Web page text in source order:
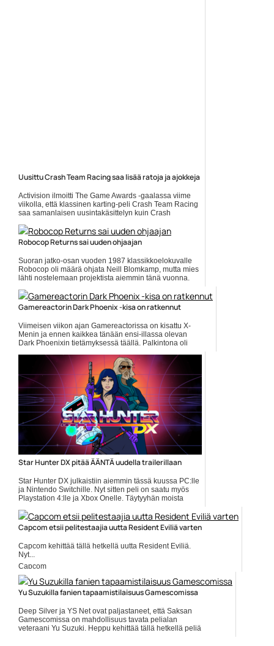
Uusittu Crash Team Racing saa lisää ratoja ja ajokkeja
Activision ilmoitti The Game Awards -gaalassa viime
viikolla, että klassinen karting-peli Crash Team Racing
saa samanlaisen uusintakäsittelyn kuin Crash
https://www.gamereactor.fi/uutiset/599083/Uusittu+Crash+T...
Yleinen
Robocop Returns sai uuden ohjaajan
Suoran jatko-osan vuoden 1987 klassikkoelokuvalle
Robocop oli määrä ohjata Neill Blomkamp, mutta mies
lähti nostelemaan projektista aiemmin tänä vuonna.
https://www.gamereactor.fi/uutiset/702883/Robocop+Retur...
Yleinen
Gamereactorin Dark Phoenix -kisa on ratkennut
Viimeisen viikon ajan Gamereactorissa on kisattu X-
Menin ja ennen kaikkea tänään ensi-illassa olevan
Dark Phoenixin tietämyksessä täällä. Palkintona oli
https://www.gamereactor.fi/uutiset/652443/Gamereactorin+Da...
Star Hunter DX pitää ÄÄNTÄ uudella trailerillaan
Star Hunter DX julkaistiin aiemmin tässä kuussa PC:lle
ja Nintendo Switchille. Nyt sitten peli on saatu myös
Playstation 4:lle ja Xbox Onelle. Täytyyhän moista
https://www.gamereactor.fi/uutiset/878623/Star+Hunter+DX+p...
Yleinen
Capcom etsii pelitestaajia uutta Resident Eviliä varten
Capcom kehittää tällä hetkellä uutta Resident Eviliä.
Nyt...
Capcom
Yu Suzukilla fanien tapaamistilaisuus Gamescomissa
Deep Silver ja YS Net ovat paljastaneet, että Saksan
Gamescomissa on mahdollisuus tavata pelialan
veteraani Yu Suzuki. Heppu kehittää tällä hetkellä peliä